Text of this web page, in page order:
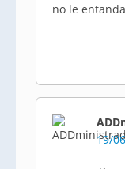
no le
19/